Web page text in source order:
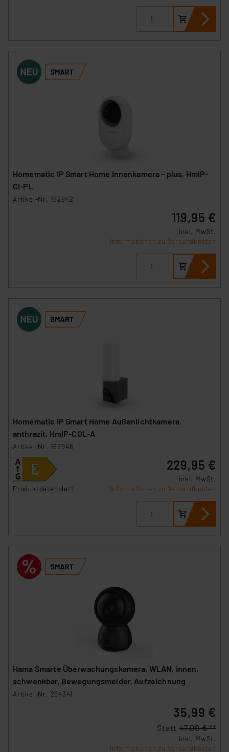
Homematic IP Smart Home Innenkamera – plus, HmIP-
CI-PL
Artikel-Nr. 162942
119,95 €
inkl. MwSt.
Informationen zu Versandkosten
Homematic IP Smart Home Außenlichtkamera,
anthrazit, HmIP-COL-A
Artikel-Nr. 162948
Produktdatenblatt
229,95 €
inkl. MwSt.
Informationen zu Versandkosten
Hama Smarte Überwachungskamera, WLAN, innen,
schwenkbar, Bewegungsmelder, Aufzeichnung
Artikel-Nr. 254341
35,99 €
Statt 47,00 € **
inkl. MwSt.
Informationen zu Versandkosten